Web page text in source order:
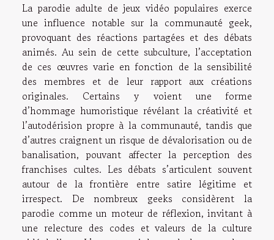
La parodie adulte de jeux vidéo populaires exerce
une influence notable sur la communauté geek,
provoquant des réactions partagées et des débats
animés. Au sein de cette subculture, l’acceptation
de ces œuvres varie en fonction de la sensibilité
des membres et de leur rapport aux créations
originales. Certains y voient une forme
d’hommage humoristique révélant la créativité et
l’autodérision propre à la communauté, tandis que
d’autres craignent un risque de dévalorisation ou de
banalisation, pouvant affecter la perception des
franchises cultes. Les débats s’articulent souvent
autour de la frontière entre satire légitime et
irrespect. De nombreux geeks considèrent la
parodie comme un moteur de réflexion, invitant à
une relecture des codes et valeurs de la culture